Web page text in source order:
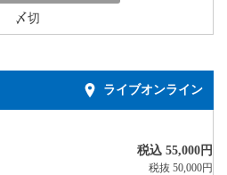
〆切
ライブオンライン
税込 55,000円
税抜 50,000円